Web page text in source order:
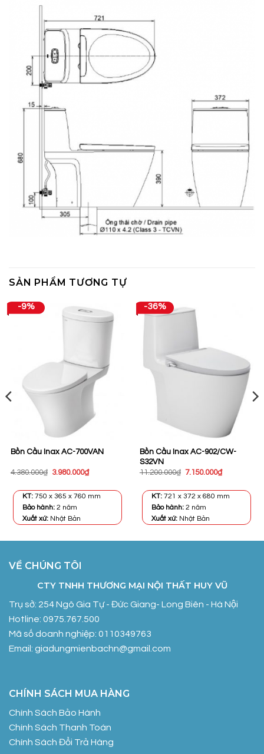
SẢN PHẨM TƯƠNG TỰ
-9%
Bồn Cầu Inax AC-700VAN
4.380.000₫ Giá
4.380.000₫.
3.980.000₫Giá
là:
KT: 750 x 365 x 760 mm
Bảo hành:2 năm
Xuất xứ: Nhật Bản
-36%
Bồn Cầu Inax AC-902/CW-
S32VN
11.200.000₫ Giá
11.200.000₫.
7.150.000₫Giá
là:
KT: 721 x 372 x 680 mm
Bảo hành:2 năm
Xuất xứ: Nhật Bản
VỀ CHÚNG TÔI
CTY TNHH THƯƠNG MẠI NỘI THẤT HUY VŨ
Trụ sở: 254 Ngô Gia Tự - Đức Giang- Long Biên - Hà Nội
Hotline: 0975.767.500
Mã số doanh nghiệp: 0110349763
Email: giadungmienbachn@gmail.com
CHÍNH SÁCH MUA HÀNG
Chính Sách Bảo Hành
Chính Sách Thanh Toán
Chính Sách Đổi Trả Hàng